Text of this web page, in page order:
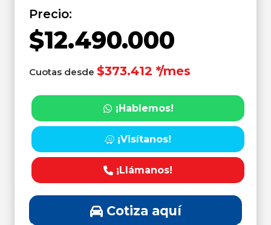
Precio:
$12.490.000
Cuotas desde $373.412 */mes
¡Hablemos!
¡Visítanos!
¡Llámanos!
Cotiza aquí